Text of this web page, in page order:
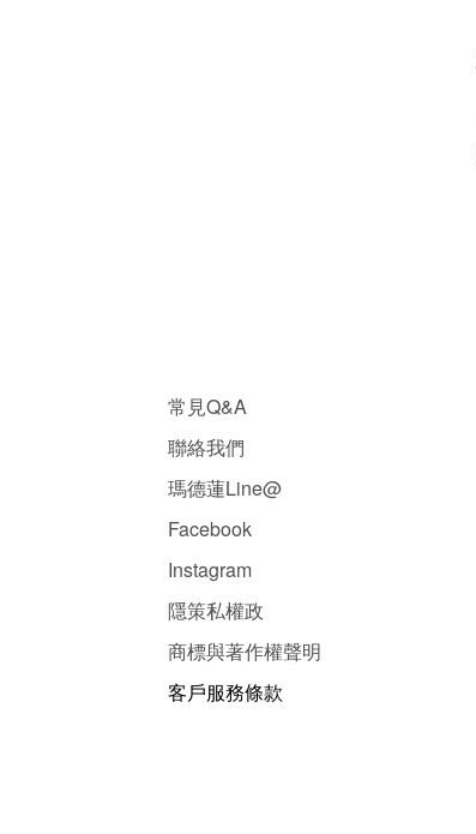
常見Q&A
聯絡我們
瑪德蓮Line@
Facebook
Instagram
隱策私權政
商標與著作權聲明
客戶服務條款